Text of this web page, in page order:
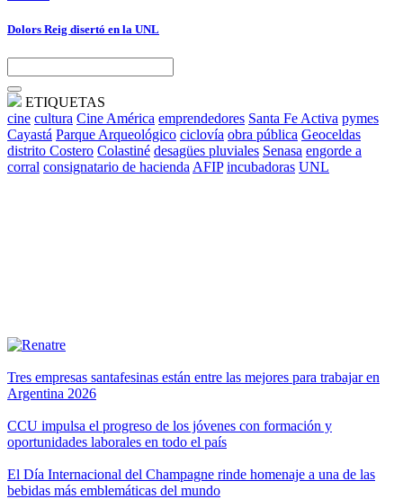
Dolors Reig disertó en la UNL
ETIQUETAS
cine cultura Cine América emprendedores Santa Fe Activa pymes
Cayastá Parque Arqueológico ciclovía obra pública Geoceldas
distrito Costero Colastiné desagües pluviales Senasa engorde a
corral consignatario de hacienda AFIP incubadoras UNL
Tres empresas santafesinas están entre las mejores para trabajar en
Argentina 2026
CCU impulsa el progreso de los jóvenes con formación y
oportunidades laborales en todo el país
El Día Internacional del Champagne rinde homenaje a una de las
bebidas más emblemáticas del mundo